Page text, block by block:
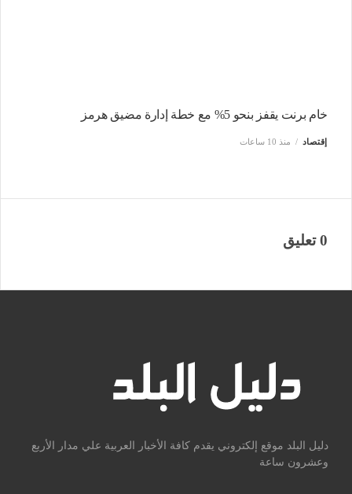
خام برنت يقفز بنحو 5% مع خطة إدارة مضيق هرمز
إقتصاد منذ 10 ساعات
0 تعليق
دليل البلد موقع إلكتروني يقدم كافة الأخبار العربية علي مدار الأربع
وعشرون ساعة